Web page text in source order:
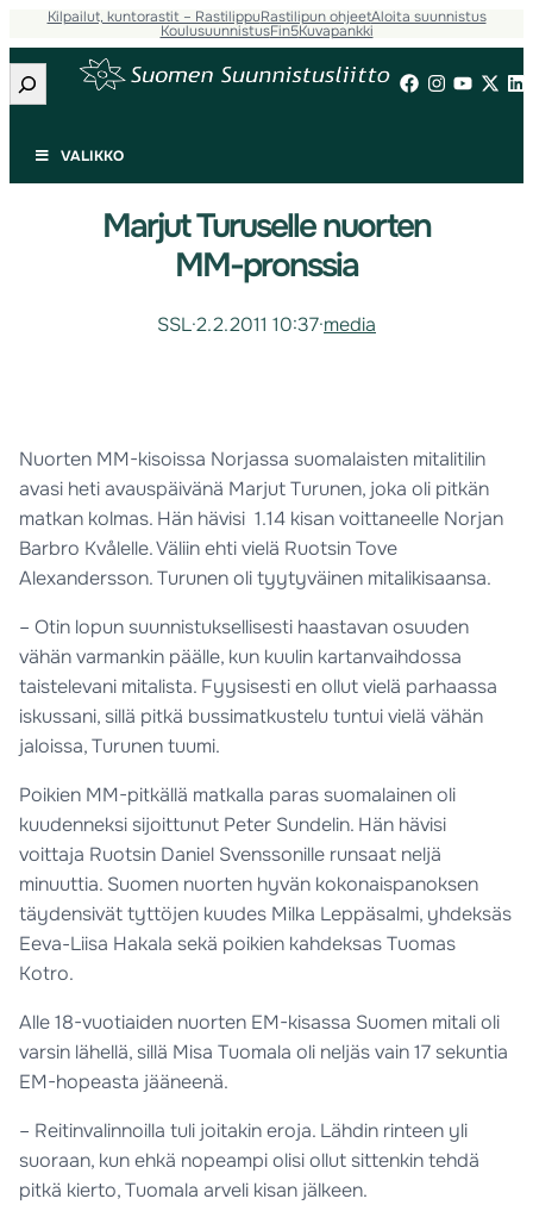
Kilpailut, kuntorastit – RastilippuRastilipun ohjeetAloita suunnistus
KoulusuunnistusFin5Kuvapankki
Etsi
VALIKKO
Marjut Turuselle nuorten
MM-pronssia
SSL·2.2.2011 10:37·media
Nuorten MM-kisoissa Norjassa suomalaisten mitalitilin
avasi heti avauspäivänä Marjut Turunen, joka oli pitkän
matkan kolmas. Hän hävisi 1.14 kisan voittaneelle Norjan
Barbro Kvålelle. Väliin ehti vielä Ruotsin Tove
Alexandersson. Turunen oli tyytyväinen mitalikisaansa.
– Otin lopun suunnistuksellisesti haastavan osuuden
vähän varmankin päälle, kun kuulin kartanvaihdossa
taistelevani mitalista. Fyysisesti en ollut vielä parhaassa
iskussani, sillä pitkä bussimatkustelu tuntui vielä vähän
jaloissa, Turunen tuumi.
Poikien MM-pitkällä matkalla paras suomalainen oli
kuudenneksi sijoittunut Peter Sundelin. Hän hävisi
voittaja Ruotsin Daniel Svenssonille runsaat neljä
minuuttia. Suomen nuorten hyvän kokonaispanoksen
täydensivät tyttöjen kuudes Milka Leppäsalmi, yhdeksäs
Eeva-Liisa Hakala sekä poikien kahdeksas Tuomas
Kotro.
Alle 18-vuotiaiden nuorten EM-kisassa Suomen mitali oli
varsin lähellä, sillä Misa Tuomala oli neljäs vain 17 sekuntia
EM-hopeasta jääneenä.
– Reitinvalinnoilla tuli joitakin eroja. Lähdin rinteen yli
suoraan, kun ehkä nopeampi olisi ollut sittenkin tehdä
pitkä kierto, Tuomala arveli kisan jälkeen.